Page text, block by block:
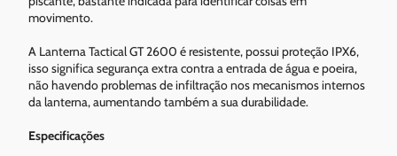
movimento.
A Lanterna Tactical GT 2600 é resistente, possui proteção IPX6,
isso significa segurança extra contra a entrada de água e poeira,
não havendo problemas de infiltração nos mecanismos internos
da lanterna, aumentando também a sua durabilidade.
Especificações